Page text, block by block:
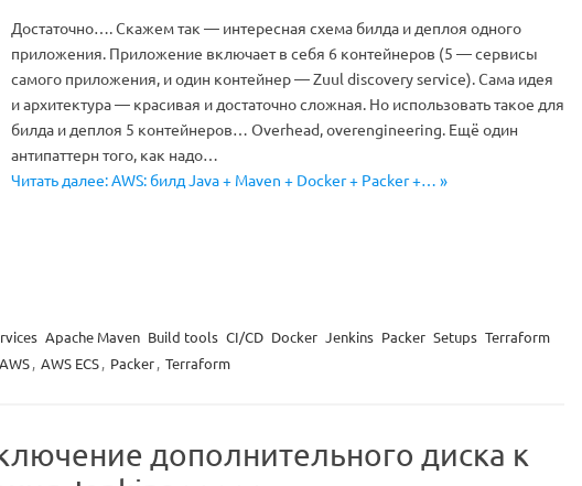
Достаточно…. Скажем так — интересная схема билда и деплоя одного
приложения. Приложение включает в себя 6 контейнеров (5 — сервисы
самого приложения, и один контейнер — Zuul discovery service). Сама идея
и архитектура — красивая и достаточно сложная. Но использовать такое для
билда и деплоя 5 контейнеров… Overhead, overengineering. Ещё один
антипаттерн того, как надо…
Читать далее: AWS: билд Java + Maven + Docker + Packer +… »
Apache Maven Build tools CI/CD Docker Jenkins Packer Setups Terraform
AWS, AWS ECS, Packer, Terraform
дополнительного диска к